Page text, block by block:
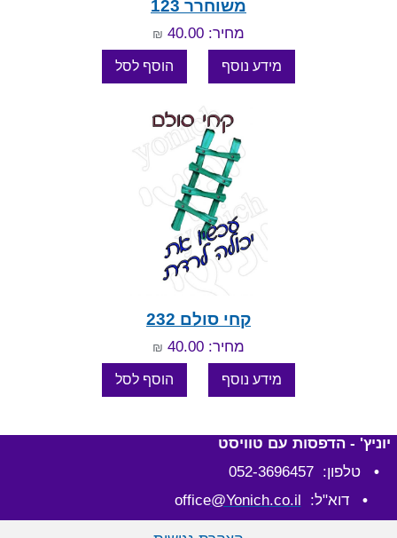
משוחרר 123
מחיר: 40.00 ₪
קחי סולם 232
מחיר: 40.00 ₪
יוניץ' - הדפסות עם טוויסט
•טלפון: 052-3696457
• דוא"ל: office @Yonich.co.il